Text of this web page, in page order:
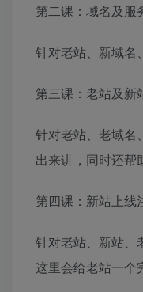
第二课：域名及服
针对老站、新域名
第三课：老站及新
针对老站、老域名
出来讲，同时还帮
第四课：新站上线
针对老站、新站、
这里会给老站一个